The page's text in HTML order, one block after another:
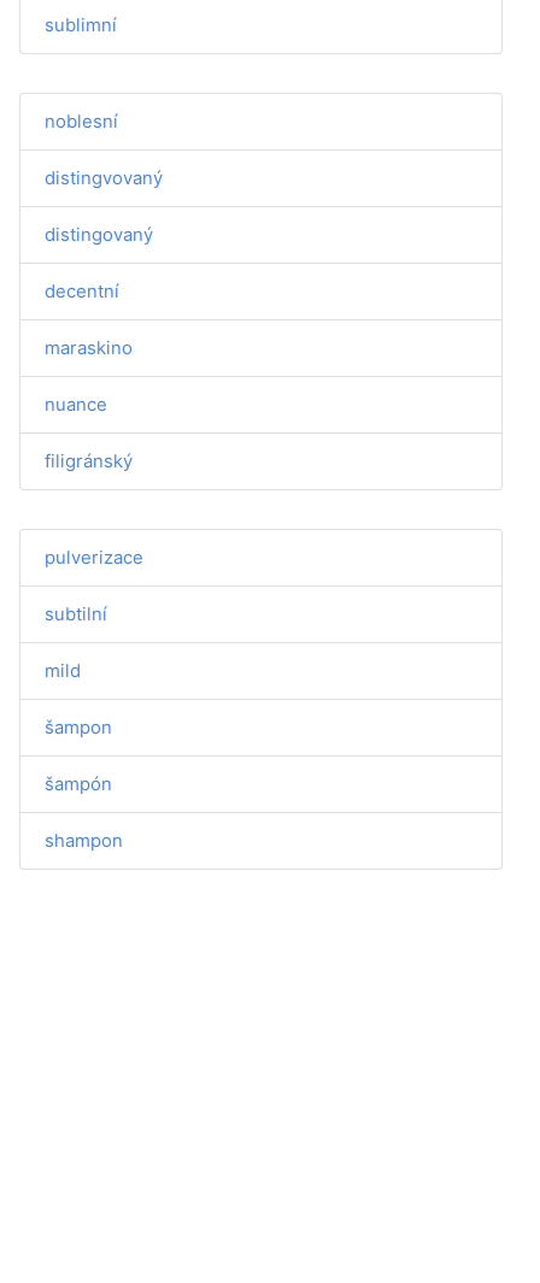
sublimní
noblesní
distingvovaný
distingovaný
decentní
maraskino
nuance
filigránský
pulverizace
subtilní
mild
šampon
šampón
shampon